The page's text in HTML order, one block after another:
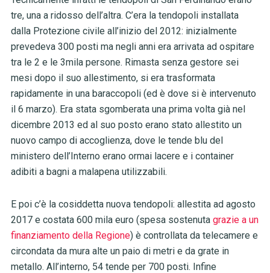
tre, una a ridosso dell’altra. C’era la tendopoli installata
dalla Protezione civile all’inizio del 2012: inizialmente
prevedeva 300 posti ma negli anni era arrivata ad ospitare
tra le 2 e le 3mila persone. Rimasta senza gestore sei
mesi dopo il suo allestimento, si era trasformata
rapidamente in una baraccopoli (ed è dove si è intervenuto
il 6 marzo). Era stata sgomberata una prima volta già nel
dicembre 2013 ed al suo posto erano stato allestito un
nuovo campo di accoglienza, dove le tende blu del
ministero dell’Interno erano ormai lacere e i container
adibiti a bagni a malapena utilizzabili.
E poi c’è la cosiddetta nuova tendopoli: allestita ad agosto
2017 e costata 600 mila euro (spesa sostenuta grazie a un
finanziamento della Regione) è controllata da telecamere e
circondata da mura alte un paio di metri e da grate in
metallo. All’interno, 54 tende per 700 posti. Infine